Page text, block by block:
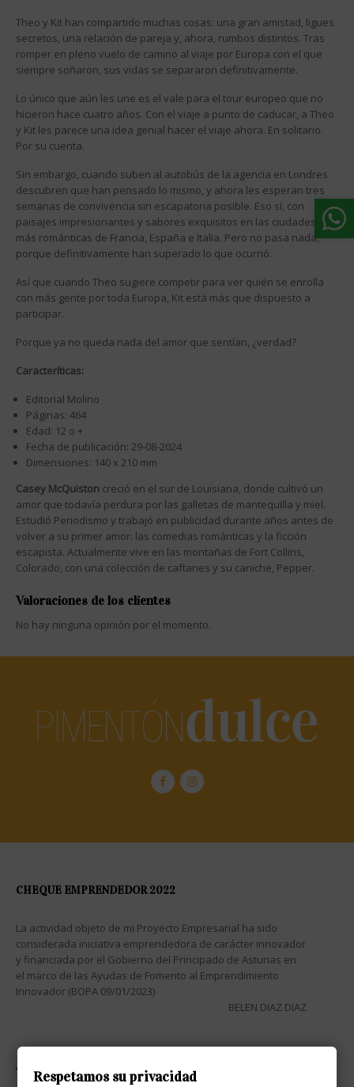
Theo y Kit han compartido muchas cosas: una gran amistad, ligues
secretos, una relación de pareja y, ahora, rumbos distintos. Tras
romper en pleno vuelo de camino al viaje por Europa con el que
siempre soñaron, sus vidas se separaron definitivamente.
Lo único que aún les une es el vale para el tour europeo que no
hicieron hace cuatro años. Con el viaje a punto de caducar, a Theo
y Kit les parece una idea genial hacer el viaje ahora. En solitario.
Por su cuenta.
Sin embargo, cuando suben al autobús de la agencia en Londres
descubren que han pensado lo mismo, y ahora les esperan tres
semanas de convivencia sin escapatoria posible. Eso sí, con
paisajes impresionantes y sabores exquisitos en las ciudades
más románticas de Francia, España e Italia. Pero no pasa nada,
porque definitivamente han superado lo que ocurrió.
Así que cuando Theo sugiere competir para ver quién se enrolla
con más gente por toda Europa, Kit está más que dispuesto a
participar.
Porque ya no queda nada del amor que sentían, ¿verdad?
Caracteríticas:
Editorial Molino
Páginas: 464
Edad: 12 o +
Fecha de publicación: 29-08-2024
Dimensiones: 140 x 210 mm
Casey McQuiston creció en el sur de Louisiana, donde cultivó un
amor que todavía perdura por las galletas de mantequilla y miel.
Estudió Periodismo y trabajó en publicidad durante años antes de
volver a su primer amor: las comedias románticas y la ficción
escapista. Actualmente vive en las montañas de Fort Collins,
Colorado, con una colección de caftanes y su caniche, Pepper.
Valoraciones de los clientes
No hay ninguna opinión por el momento.
CHEQUE EMPRENDEDOR 2022
La actividad objeto de mi Proyecto Empresarial ha sido
considerada iniciativa emprendedora de carácter innovador
y financiada por el Gobierno del Principado de Asturias en
el marco de las Ayudas de Fomento al Emprendimiento
Innovador (BOPA 09/01/2023)
BELEN DIAZ DIAZ
ATENCIÓN AL CLIENTE
Respetamos su privacidad